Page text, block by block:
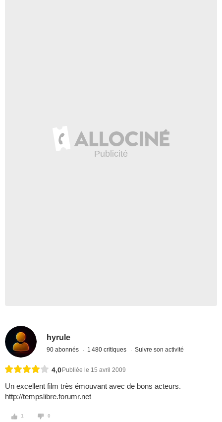
hyrule
90 abonnés 1 480 critiques Suivre son activité
4,0 Publiée le 15 avril 2009
Un excellent film très émouvant avec de bons acteurs.
http://tempslibre.forumr.net
1 0